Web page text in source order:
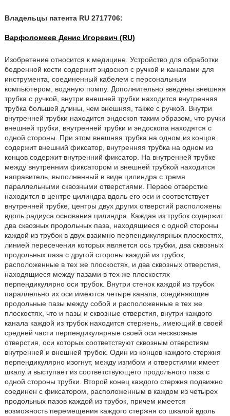
Владельцы патента RU 2717706:
Варфоломеев Денис Игоревич (RU)
Изобретение относится к медицине. Устройство для обработки
бедренной кости содержит эндоскоп с ручкой и каналами для
инструмента, соединенный кабелем с персональным
компьютером, водяную помпу. Дополнительно введены внешняя
трубка с ручкой, внутри внешней трубки находится внутренняя
трубка большей длины, чем внешняя, также с ручкой. Внутри
внутренней трубки находится эндоскоп таким образом, что ручки
внешней трубки, внутренней трубки и эндоскопа находятся с
одной стороны. При этом внешняя трубка на одном из концов
содержит внешний фиксатор, внутренняя трубка на одном из
концов содержит внутренний фиксатор. На внутренней трубке
между внутренним фиксатором и внешней трубкой находится
направитель, выполненный в виде цилиндра с тремя
параллельными сквозными отверстиями. Первое отверстие
находится в центре цилиндра вдоль его оси и соответствует
внутренней трубке, центры двух других отверстий расположены
вдоль радиуса основания цилиндра. Каждая из трубок содержит
два сквозных продольных паза, находящиеся с одной стороны
каждой из трубок в двух взаимно перпендикулярных плоскостях,
линией пересечения которых является ось трубки, два сквозных
продольных паза с другой стороны каждой из трубок,
расположенные в тех же плоскостях, и два сквозных отверстия,
находящиеся между пазами в тех же плоскостях
перпендикулярно оси трубок. Внутри стенок каждой из трубок
параллельно их оси имеются четыре канала, соединяющие
продольные пазы между собой и расположенные в тех же
плоскостях, что и пазы и сквозные отверстия, внутри каждого
канала каждой из трубок находится стержень, имеющий в своей
средней части перпендикулярные своей оси несквозные
отверстия, оси которых соответствуют сквозным отверстиям
внутренней и внешней трубок. Один из концов каждого стержня
перпендикулярно изогнут, между изгибом и отверстиями имеет
шкалу и выступает из соответствующего продольного паза с
одной стороны трубки. Второй конец каждого стержня подвижно
соединен с фиксатором, расположенным в каждом из четырех
продольных пазов каждой из трубок, причем имеется
возможность перемещения каждого стержня со шкалой вдоль